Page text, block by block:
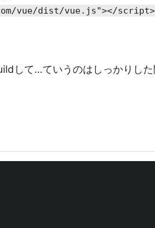
vue/dist/vue.js"></script>
して…ていうのはしっかりし